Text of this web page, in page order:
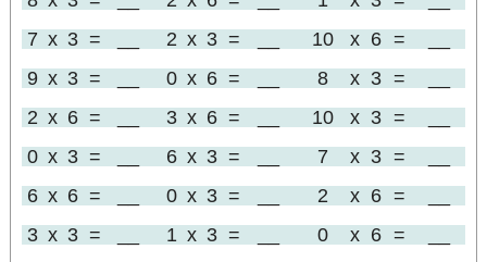
7 x 3 = 2 x 3 = 10 x 6 =
9 x 3 = 0 x 6 = 8 x 3 =
2 x 6 = 3 x 6 = 10 x 3 =
0 x 3 = 6 x 3 = 7 x 3 =
6 x 6 = 0 x 3 = 2 x 6 =
3 x 3 = 1 x 3 = 0 x 6 =